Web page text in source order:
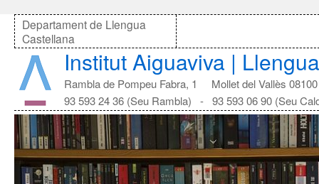
Departament de Llengua
Castellana
Institut Aiguaviva |
Rambla de Pompeu Fabra, 1 Mollet del Vallès 08100
93 593 24 36 (Seu Rambla) - 93 593 06 90 (Seu